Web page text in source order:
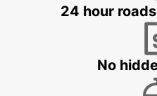
BRISTOL - UNITED
24 hour
No